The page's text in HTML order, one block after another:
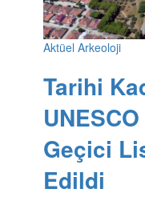
Aktüel Arkeoloji
Tarihi
Geçici
Edildi